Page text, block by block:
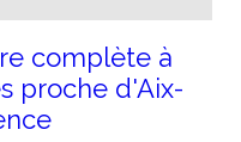
complète à
proche d'Aix-